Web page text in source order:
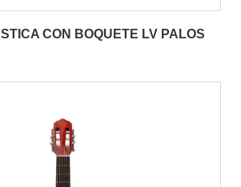
CON BOQUETE LV PALOS